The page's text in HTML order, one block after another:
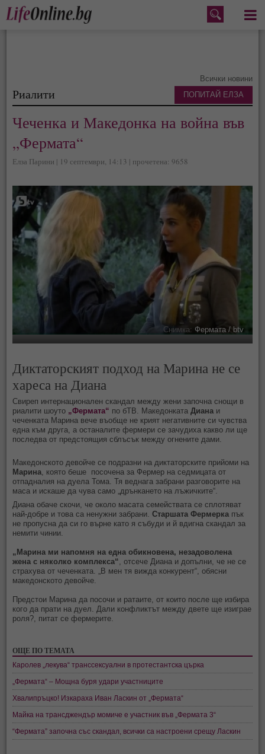
Меню
Всички новини
Риалити
Чеченка и Македонка на война във
„Фермата“
Елза Парини | 19 септември, 14:13 | прочетена: 9658
Снимка: Фермата / btv
Диктаторският подход на Марина не се
хареса на Диана
Свиреп интернационален скандал между жени започна снощи в
риалити шоуто „Фермата“ по бТВ. МакедонкатаДиана и
чеченката Марина вече въобще не крият негативните си чувства
една към друга, а останалите фермери се зачудиха какво ли ще
последва от предстоящия сблъсък между огнените дами.
Македонското девойче се подразни на диктаторските прийоми на
Марина , която беше посочена за Фермер на седмицата от
отпадналия на дуела Тома. Тя веднага забрани разговорите на
маса и искаше да чува само „дрънкането на лъжичките“.
Диана обаче скочи, че около масата семействата се сплотяват
най-добре и това са ненужни забрани.Старшата Фермерка пък
не пропусна да си го върне като я събуди и й вдигна скандал за
немити чинии.
„Марина ми напомня на една обикновена, незадоволена
жена с няколко комплекса“ , отсече Диана и допълни, че не се
страхува от чеченката. „В мен тя вижда конкурент“, обясни
македонското девойче.
Предстои Марина да посочи и ратаите, от които после ще избира
кого да прати на дуел. Дали конфликтът между двете ще изиграе
роля?, питат се фермерите.
ОЩЕ ПО ТЕМАТА
Каролев „лекува“ транссексуални в протестантска църка
„Фермата“ – Мощна буря удари участниците
Хвалипръцко! Изкараха Иван Ласкин от „Фермата“
Майка на трансджендър момиче е участник във „Фермата 3“
“Фермата” започна със скандал, всички са настроени срещу Ласкин
ПОПИТАЙ ЕЛЗА